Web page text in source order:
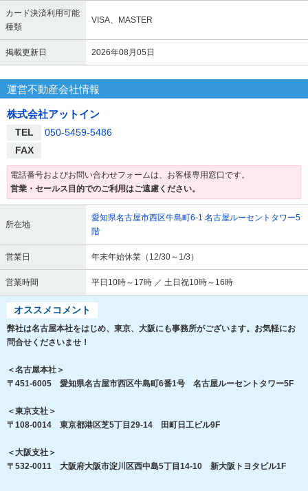
カード決済利用可能
種類
VISA、MASTER
掲載更新日 2026年08月05日
運営不動産会社情報
株式会社アットイン
TEL
050-5459-5486
FAX
電話番号およびお問い合わせフォームは、お客様専用窓口です。
営業・セールス目的でのご利用はご遠慮ください。
所在地
愛知県名古屋市西区牛島町6-1 名古屋ルーセントタワー5
階
営業日 年末年始休業（12/30～1/3）
営業時間 平日10時～17時 ／ 土日祝10時～16時
オススメコメント
弊社は名古屋本社をはじめ、東京、大阪にも事務所がございます。お気軽にお
問合せくださいませ！
＜名古屋本社＞
〒451-6005 愛知県名古屋市西区牛島町6番1号 名古屋ルーセントタワー5F
＜東京支社＞
〒108-0014 東京都港区芝5丁目29-14 田町日工ビル9F
＜大阪支社＞
〒532-0011 大阪府大阪市淀川区西中島5丁目14-10 新大阪トヨタビル1F